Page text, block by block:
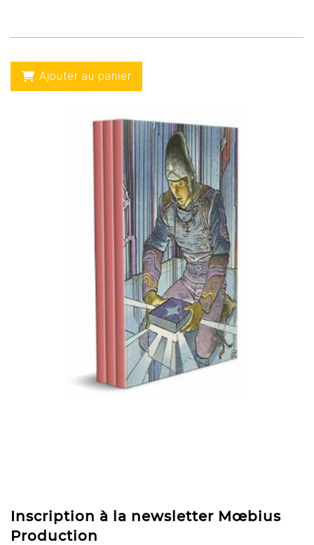
Ajouter au panier
Inscription à la newsletter Mœbius
Production